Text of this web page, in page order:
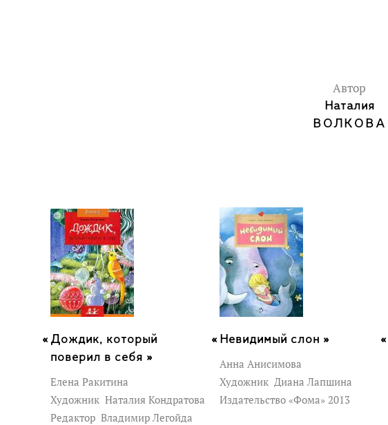
Автор
Наталия
ВОЛКОВА
Дождик, который
поверил в себя »
Елена Ракитина
Художник Наталия Кондратова
Редактор Владимир Легойда
Невидимый слон »
Анна Анисимова
Художник Диана Лапшина
Издательство «Фома» 2013